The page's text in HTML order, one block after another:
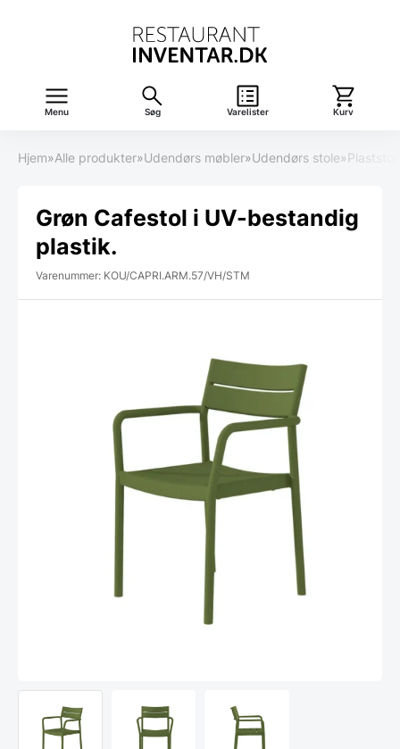
Menu Søg Varelister Kurv
Hjem»Alle produkter»Udendørs møbler»Udendørs stole»
Grøn Cafestol i UV-bestandig
plastik.
Varenummer: KOU/CAPRI.ARM.57/VH/STM